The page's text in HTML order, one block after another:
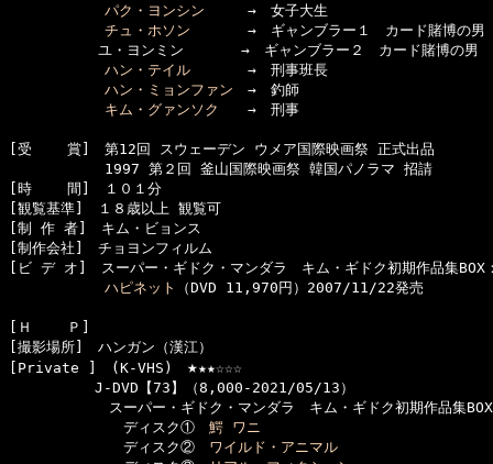
パク・ヨンシン →　女子大生
チュ・ホソン →　ギャンブラー１　カード賭博の男
　　　　　ユ・ヨンミン　　　　→　ギャンブラー２　カード賭博の
ハン・テイル →　刑事班長
ハン・ミョンファン →　釣師
キム・グァンソク
→　刑事
[受    賞]　第12回 スウェーデン ウメア国際映画祭 正式出品
      　　　1997 第２回 釜山国際映画祭 韓国パノラマ 招請
[時    間]　１０１分
[観覧基準]　１８歳以上 観覧可
[制 作 者]　キム・ビョンス
[制作会社]　チョヨンフィルム
[ビ デ オ]　スーパー・ギドク・マンダラ　キム・ギドク初期作品集BOX
ハピネット
（DVD 11,970円）2007/11/22発売
[Ｈ    Ｐ]
[撮影場所]　ハンガン（漢江）
[Private ]　(K-VHS) ★★★☆☆☆
J-DVD【73】（8,000-2021/05/13）
スーパー・ギドク・マンダラ　キム・ギドク初期作品集BOX
ディスク① 鰐 ワニ
ディスク② ワイルド・アニマル